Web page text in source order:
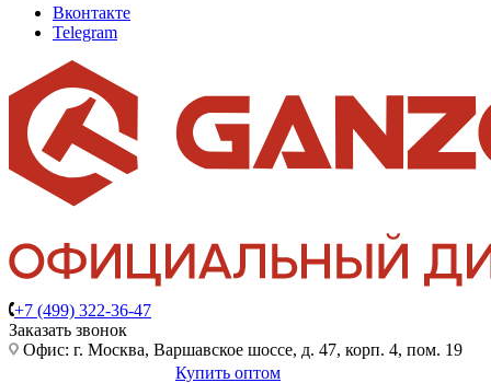
Вконтакте
Telegram
+7 (499) 322-36-47
Заказать звонок
Офис: г. Москва, Варшавское шоссе, д. 47, корп. 4, пом. 19
Купить оптом